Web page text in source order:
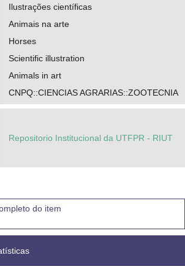
Ilustrações científicas
Animais na arte
Horses
Scientific illustration
Animals in art
CNPQ::CIENCIAS AGRARIAS::ZOOTECNIA
Repositorio Institucional da UTFPR - RIUT
do item